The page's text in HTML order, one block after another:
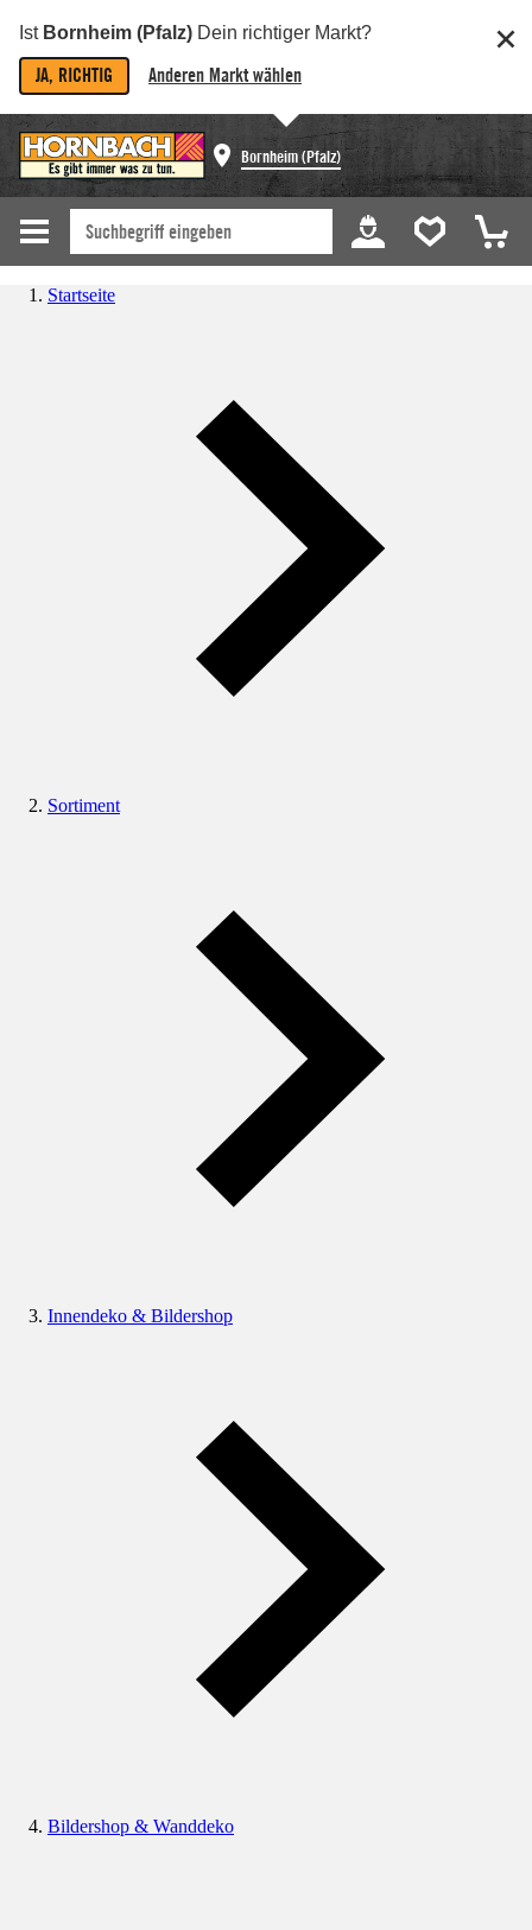
Ist Bornheim (Pfalz) Dein richtiger Markt?
JA, RICHTIG Anderen Markt wählen
Bornheim (Pfalz)
Startseite
Sortiment
Innendeko & Bildershop
Bildershop & Wanddeko